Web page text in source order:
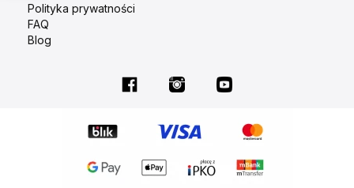
Polityka prywatności
FAQ
Blog